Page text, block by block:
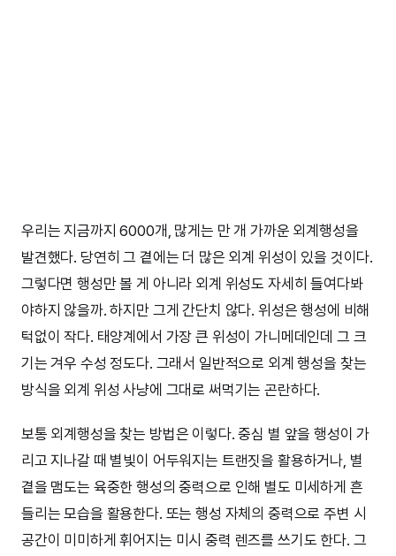
우리는 지금까지 6000개, 많게는 만 개 가까운 외계행성을
발견했다. 당연히 그 곁에는 더 많은 외계 위성이 있을 것이다.
그렇다면 행성만 볼 게 아니라 외계 위성도 자세히 들여다봐
야하지 않을까. 하지만 그게 간단치 않다. 위성은 행성에 비해
턱없이 작다. 태양계에서 가장 큰 위성이 가니메데인데 그 크
기는 겨우 수성 정도다. 그래서 일반적으로 외계 행성을 찾는
방식을 외계 위성 사냥에 그대로 써먹기는 곤란하다.
보통 외계행성을 찾는 방법은 이렇다. 중심 별 앞을 행성이 가
리고 지나갈 때 별빛이 어두워지는 트랜짓을 활용하거나, 별
곁을 맴도는 육중한 행성의 중력으로 인해 별도 미세하게 흔
들리는 모습을 활용한다. 또는 행성 자체의 중력으로 주변 시
공간이 미미하게 휘어지는 미시 중력 렌즈를 쓰기도 한다. 그